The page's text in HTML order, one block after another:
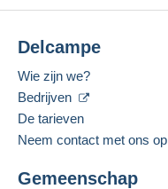
Delcampe
Wie zijn we?
Bedrijven
De tarieven
Neem contact met ons op
Gemeenschap